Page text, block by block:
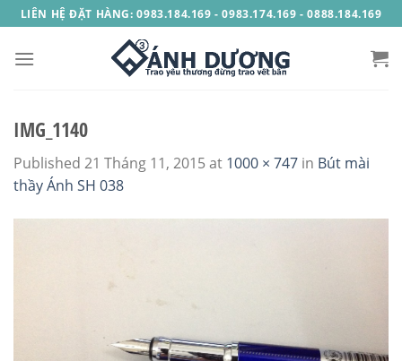
Skip
to
content
LIÊN HỆ ĐẶT HÀNG: 0983.184.169 - 0983.174.169 - 0888.184.169
IMG_1140
Published 21 Tháng 11, 2015at 1000 × 747 in Bút mài
thầy Ánh SH 038